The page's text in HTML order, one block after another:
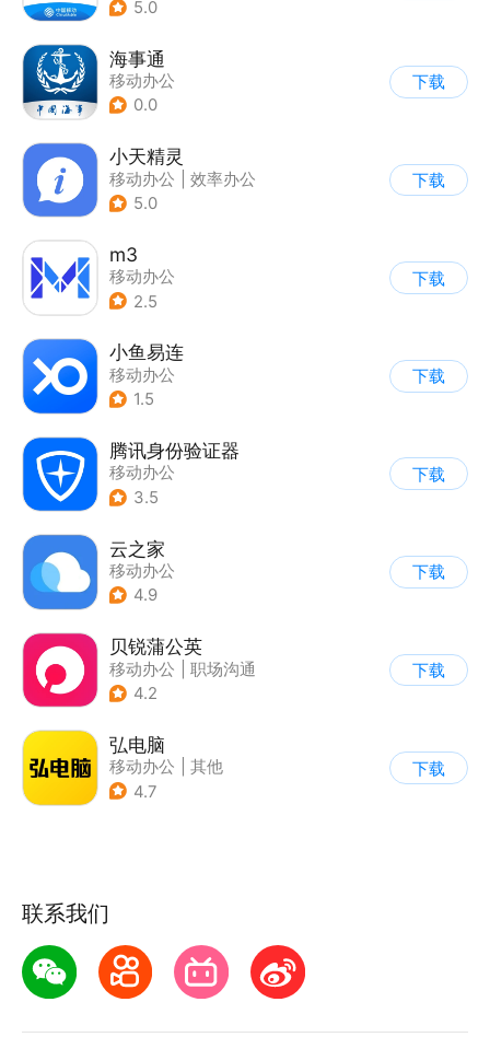
5.0
海事通
移动办公
0.0
下载
小天精灵
移动办公
效率办公
5.0
下载
m3
移动办公
2.5
下载
小鱼易连
移动办公
1.5
下载
腾讯身份验证器
移动办公
3.5
下载
云之家
移动办公
4.9
下载
贝锐蒲公英
移动办公
职场沟通
4.2
下载
弘电脑
移动办公
其他
4.7
下载
联系我们